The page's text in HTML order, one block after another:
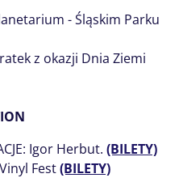
- Śląskim Parku
z okazji Dnia Ziemi
Igor Herbut. (BILETY)
Fest(BILETY)